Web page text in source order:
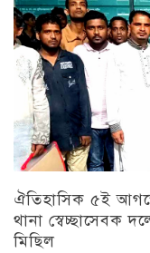
ঐতিহাসিক ৫ই
থানা স্বেচ্ছাসেবক
মিছিল